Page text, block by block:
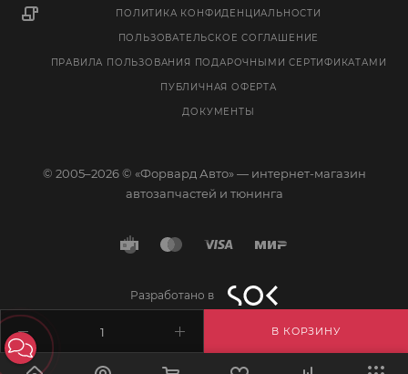
В КОРЗИНУ
ПОЛИТИКА КОНФИДЕНЦИАЛЬНОСТИ
ПОЛЬЗОВАТЕЛЬСКОЕ СОГЛАШЕНИЕ
ПРАВИЛА ПОЛЬЗОВАНИЯ ПОДАРОЧНЫМИ СЕРТИФИКАТАМИ
ПУБЛИЧНАЯ ОФЕРТА
ДОКУМЕНТЫ
© 2005–2026 © «Форвард Авто» — интернет-магазин
автозапчастей и тюнинга
Разработано в